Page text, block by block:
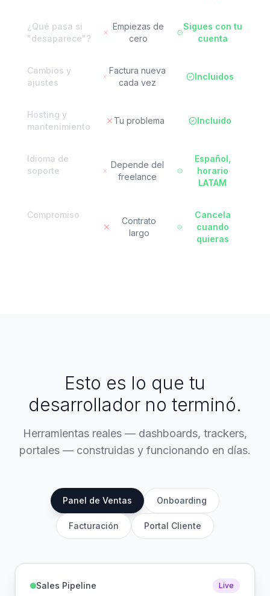
¿Qué pasa si
"desaparece"?
Empiezas de
cero
Sigues con tu
cuenta
Cambios y
ajustes
Factura nueva
cada vez
Incluidos
Hosting y
mantenimiento
Tu problema Incluido
Idioma de
soporte
Depende del
freelance
Español,
horario
LATAM
Compromiso
Contrato
largo
Cancela
cuando
quieras
Esto es lo que tu
desarrollador no terminó.
Herramientas reales — dashboards, trackers,
portales — construidas y funcionando en días.
Panel de Ventas Onboarding
Facturación Portal Cliente
Sales Pipeline Live